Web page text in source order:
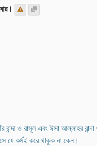
ও রাসূল এবং ঈসা আল্লাহর বান্দা
যে কর্মই করে থাকুক না কেন।